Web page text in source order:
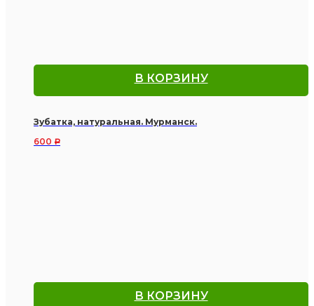
В КОРЗИНУ
Зубатка, натуральная. Мурманск.
600
Р
В КОРЗИНУ